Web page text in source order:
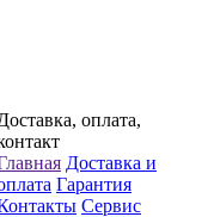
оплата,
Доставка и
Гарантия
Сервис